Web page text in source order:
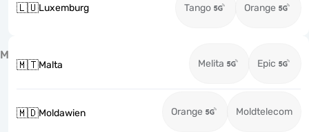
🇱🇺Luxemburg Tango Orange
M
🇲🇹Malta Melita Epic
🇲🇩Moldawien Orange Moldtelecom